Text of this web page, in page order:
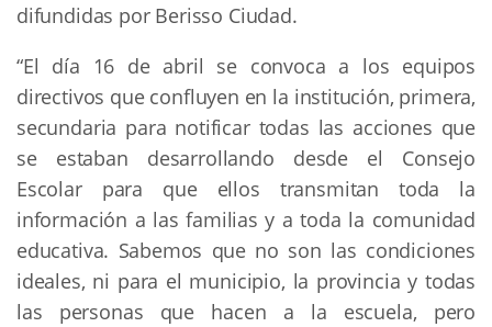
difundidas por Berisso Ciudad.
“El día 16 de abril se convoca a los equipos
directivos que confluyen en la institución, primera,
secundaria para notificar todas las acciones que
se estaban desarrollando desde el Consejo
Escolar para que ellos transmitan toda la
información a las familias y a toda la comunidad
educativa. Sabemos que no son las condiciones
ideales, ni para el municipio, la provincia y todas
las personas que hacen a la escuela, pero